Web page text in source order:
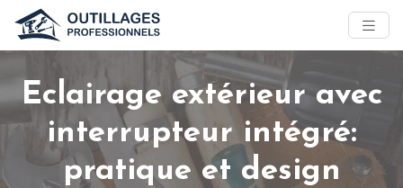
Eclairage extérieur avec
interrupteur intégré:
pratique et design